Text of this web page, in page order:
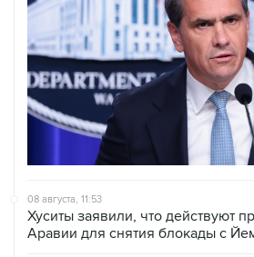
08 августа, 11:53
Хуситы заявили, что действуют
Аравии для снятия блокады с